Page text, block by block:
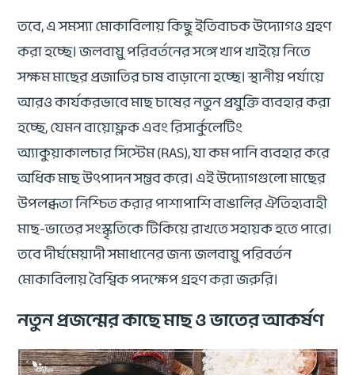
তবে, এ সমস্যা মোকাবিলায় কিছু ইতিবাচক উদ্যোগও গ্রহণ
করা হচ্ছে। জলবায়ু পরিবর্তনের সঙ্গে খাপ খাইয়ে নিতে
সক্ষম মাছের প্রজাতির চাষ বাড়ানো হচ্ছে। স্থানীয় পর্যায়ে
আরও কার্যকরভাবে মাছ চাষের নতুন প্রযুক্তি ব্যবহার করা
হচ্ছে, যেমন বায়োফ্লক এবং রিসার্কুলেটিং
অ্যাকুয়াকালচার সিস্টেম (RAS), যা কম পানি ব্যবহার করে
অধিক মাছ উৎপাদন সম্ভব করে। এই উদ্যোগগুলো মাছের
উপলব্ধতা নিশ্চিত করার পাশাপাশি বাঙালির ঐতিহ্যবাহী
মাছ-ভাতের সংস্কৃতিকে টিকিয়ে রাখতে সহায়ক হতে পারে।
তবে দীর্ঘমেয়াদী সমাধানের জন্য জলবায়ু পরিবর্তন
মোকাবিলায় বৈশ্বিক পদক্ষেপ গ্রহণ করা জরুরি।
নতুন প্রজন্মের কাছে মাছ ও ভাতের আকর্ষণ